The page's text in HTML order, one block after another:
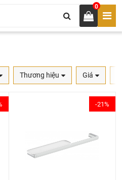
0
Thương hiệu Giá
-21%